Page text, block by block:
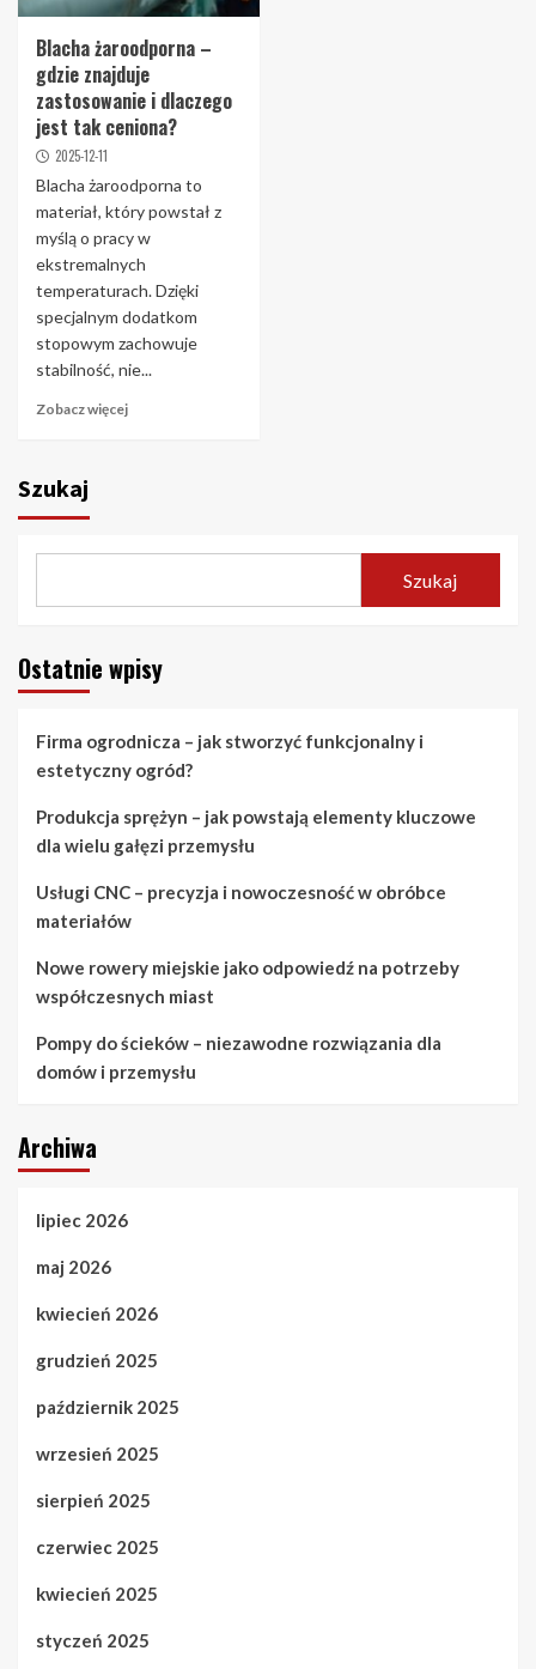
Blacha żaroodporna –
gdzie znajduje
zastosowanie i dlaczego
jest tak ceniona?
2025-12-11
Blacha żaroodporna to
materiał, który powstał z
myślą o pracy w
ekstremalnych
temperaturach. Dzięki
specjalnym dodatkom
stopowym zachowuje
stabilność, nie...
Zobacz więcej
Szukaj
Szukaj
Ostatnie wpisy
Firma ogrodnicza – jak stworzyć funkcjonalny i
estetyczny ogród?
Produkcja sprężyn – jak powstają elementy kluczowe
dla wielu gałęzi przemysłu
Usługi CNC – precyzja i nowoczesność w obróbce
materiałów
Nowe rowery miejskie jako odpowiedź na potrzeby
współczesnych miast
Pompy do ścieków – niezawodne rozwiązania dla
domów i przemysłu
Archiwa
lipiec 2026
maj 2026
kwiecień 2026
grudzień 2025
październik 2025
wrzesień 2025
sierpień 2025
czerwiec 2025
kwiecień 2025
styczeń 2025